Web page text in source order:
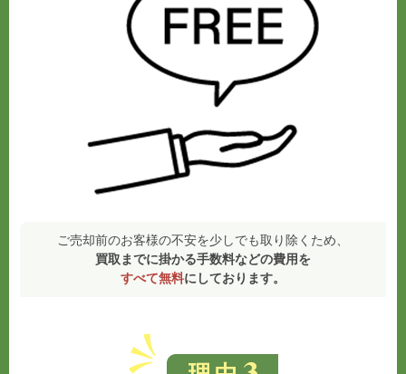
ご売却前のお客様の不安を少しでも取り除くため、
買取までに掛かる手数料などの費用を
すべて無料にしております。